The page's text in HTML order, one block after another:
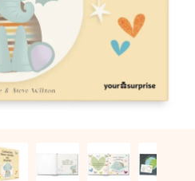
que realmente toca o
apenas todo o amor num